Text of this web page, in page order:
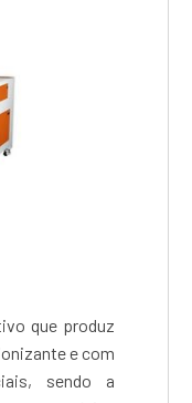
que produz
e com
sendo a